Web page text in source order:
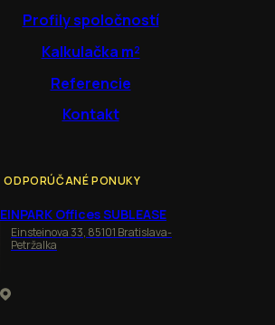
Profily spoločností
Kalkulačka m²
Referencie
Kontakt
ODPORÚČANÉ PONUKY
EINPARK Offices SUBLEASE
Einsteinova 33, 85101 Bratislava-
Petržalka